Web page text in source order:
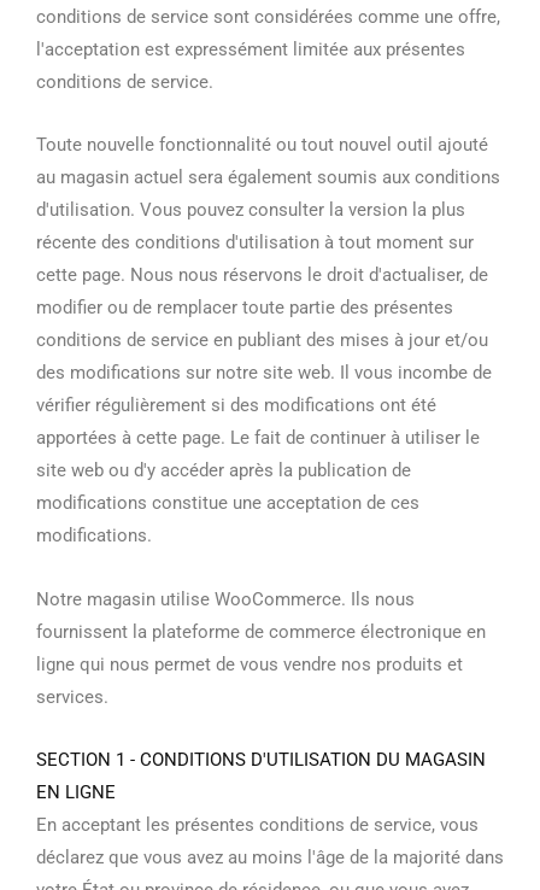
conditions de service sont considérées comme une offre,
l'acceptation est expressément limitée aux présentes
conditions de service.
Toute nouvelle fonctionnalité ou tout nouvel outil ajouté
au magasin actuel sera également soumis aux conditions
d'utilisation. Vous pouvez consulter la version la plus
récente des conditions d'utilisation à tout moment sur
cette page. Nous nous réservons le droit d'actualiser, de
modifier ou de remplacer toute partie des présentes
conditions de service en publiant des mises à jour et/ou
des modifications sur notre site web. Il vous incombe de
vérifier régulièrement si des modifications ont été
apportées à cette page. Le fait de continuer à utiliser le
site web ou d'y accéder après la publication de
modifications constitue une acceptation de ces
modifications.
Notre magasin utilise WooCommerce. Ils nous
fournissent la plateforme de commerce électronique en
ligne qui nous permet de vous vendre nos produits et
services.
SECTION 1 - CONDITIONS D'UTILISATION DU MAGASIN
EN LIGNE
En acceptant les présentes conditions de service, vous
déclarez que vous avez au moins l'âge de la majorité dans